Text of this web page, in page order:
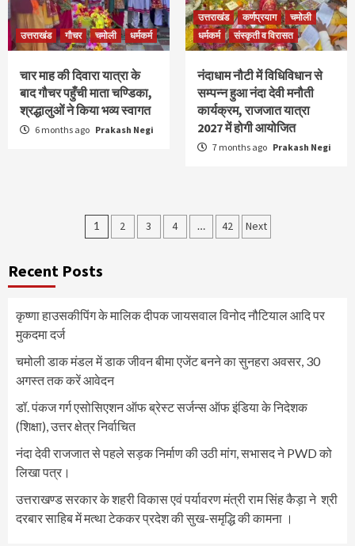
उत्तराखंड गौचर चमोली धर्मकर्म
चार माह की दिवारा यात्रा के
बाद गौचर पहुँची माता चण्डिका,
श्रद्धालुओं ने किया भव्य स्वागत
6 months ago Prakash Negi
उत्तराखंड कर्णप्रयाग
चमोली
धर्मकर्म
संस्कृती व विरासत
नंदाधाम नौटी में विधिविधान से
सम्पन्न हुआ नंदा देवी मनौती
कार्यक्रम, राजजात यात्रा
2027 में होगी आयोजित
7 months ago Prakash Negi
Posts
1 2 3 4 … 42 Next
Recent Posts
कृष्णा हाउसकीपिंग के मालिक दीपक जायसवाल विनोद नौटियाल आदि पर
मुकदमा दर्ज
चमोली डाक मंडल में डाक जीवन बीमा एजेंट बनने का सुनहरा अवसर, 30
अगस्त तक करें आवेदन
डॉ. पंकज गर्ग एसोसिएशन ऑफ ब्रेस्ट सर्जन्स ऑफ इंडिया के निदेशक
(शिक्षा), उत्तर क्षेत्र निर्वाचित
नंदा देवी राजजात से पहले सड़क निर्माण की उठी मांग, सभासद ने PWD को
लिखा पत्र।
उत्तराखण्ड सरकार के शहरी विकास एवं पर्यावरण मंत्री राम सिंह कैड़ा ने श्री
दरबार साहिब में मत्था टेककर प्रदेश की सुख-समृद्धि की कामना ।